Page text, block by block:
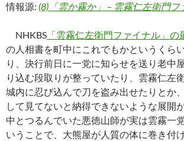
情報源: (8)「雲か霧か」 – 雲霧仁左衛門フ
NHKBS 「雲霧仁左衛門ファイナル」の
の人相書を町中にこれでもかというくら
り、決行前日に一党に知らせを送り老中
り込む段取りが整っていたり、雲霧仁左
城内に忍び込んで刀を盗み出せたりとか
して見てないと納得できないような展開
中とつるんでいた悪徳山師が実は雲霧一
いうことで、大熊屋が人質の体に巻き付